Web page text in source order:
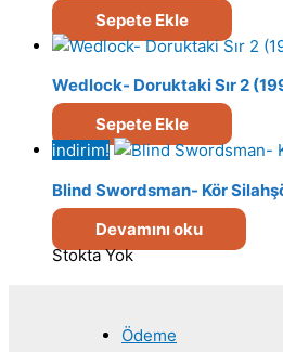
Sepete Ekle
Wedlock- Doruktaki Sır 2
Sepete Ekle
indirim!
Blind Swordsman- Kör
Devamını oku
Stokta Yok
Ödeme